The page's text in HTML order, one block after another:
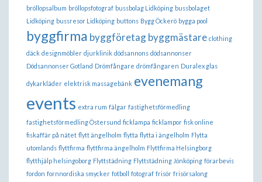
bröllopsalbum bröllopsfotograf bussbolag Lidköping bussbolaget
Lidköping bussresor Lidköping buttons Bygg Öckerö bygga pool
byggfirma byggföretagbyggmästare clothing
däck designmöbler djurklinik dödsannons dödsannonser
Dödsannonser Gotland Drömfångare drömfångaren Duralex glas
dykarkläder elektrisk massagebänk evenemang
events extra rum fälgar fastighetsförmedling
fastighetsförmedling Östersund ficklampa ficklampor fisk online
fiskaffär på nätet flytt ängelholm flytta flytta i ängelholm Flytta
utomlands flyttfirma flyttfirma ängelholm Flyttfirma Helsingborg
flytthjälp helsingoborg Flyttstädning Flyttstädning Jönköping förarbevis
fordon fornnordiska smycker fotboll fotograf frisör frisörsalong